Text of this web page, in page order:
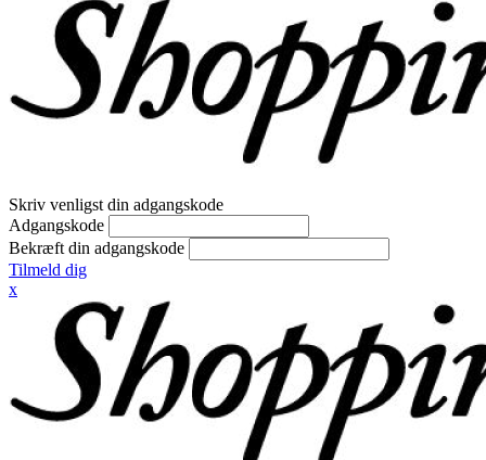
Skriv venligst din adgangskode
Adgangskode
Bekræft din adgangskode
Tilmeld dig
x